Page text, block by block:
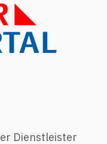
Dienstleister